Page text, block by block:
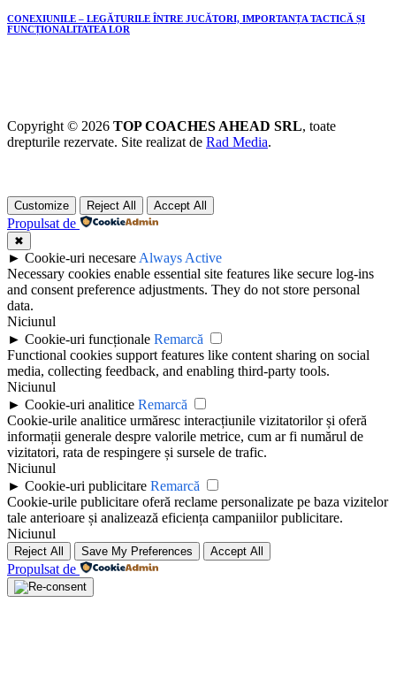
CONEXIUNILE – LEGĂTURILE ÎNTRE JUCĂTORI, IMPORTANȚA TACTICĂ ȘI
FUNCȚIONALITATEA LOR
Copyright © 2026 TOP COACHES AHEAD SRL, toate
drepturile rezervate. Site realizat de Rad Media.
Customize Reject All Accept All
Propulsat de
✖
► Cookie-uri necesare Always Active
Necessary cookies enable essential site features like secure log-ins
and consent preference adjustments. They do not store personal
data.
Niciunul
► Cookie-uri funcționale Remarcă
Functional cookies support features like content sharing on social
media, collecting feedback, and enabling third-party tools.
Niciunul
► Cookie-uri analitice Remarcă
Cookie-urile analitice urmăresc interacțiunile vizitatorilor și oferă
informații generale despre valorile metrice, cum ar fi numărul de
vizitatori, rata de respingere și sursele de trafic.
Niciunul
► Cookie-uri publicitare Remarcă
Cookie-urile publicitare oferă reclame personalizate pe baza vizitelor
tale anterioare și analizează eficiența campaniilor publicitare.
Niciunul
Reject All Save My Preferences Accept All
Propulsat de